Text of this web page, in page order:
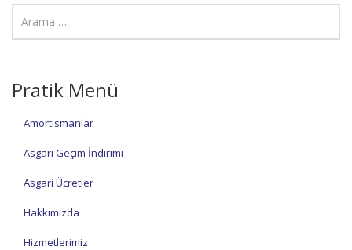
Pratik Menü
Amortismanlar
Asgari Geçim İndirimi
Asgari Ücretler
Hakkımızda
Hizmetlerimiz